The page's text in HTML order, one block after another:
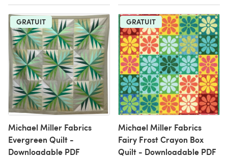
GRATUIT
Michael Miller Fabrics
Evergreen Quilt -
Downloadable PDF
GRATUIT
Michael Miller Fabrics
Fairy Frost Crayon Box
Quilt - Downloadable PDF